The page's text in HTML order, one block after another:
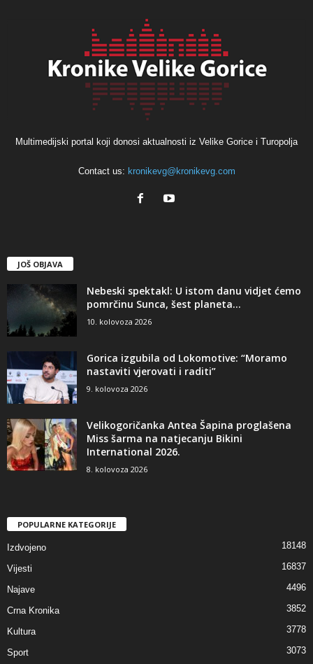
Multimedijski portal koji donosi aktualnosti iz Velike Gorice i Turopolja
Contact us: kronikevg@kronikevg.com
JOŠ OBJAVA
Nebeski spektakl: U istom danu vidjet ćemo
pomrčinu Sunca, šest planeta...
10. kolovoza 2026
Gorica izgubila od Lokomotive: “Moramo
nastaviti vjerovati i raditi”
9. kolovoza 2026
Velikogoričanka Antea Šapina proglašena
Miss šarma na natjecanju Bikini
International 2026.
8. kolovoza 2026
POPULARNE KATEGORIJE
Izdvojeno 18148
Vijesti 16837
Najave 4496
Crna Kronika 3852
Kultura 3778
Sport 3073